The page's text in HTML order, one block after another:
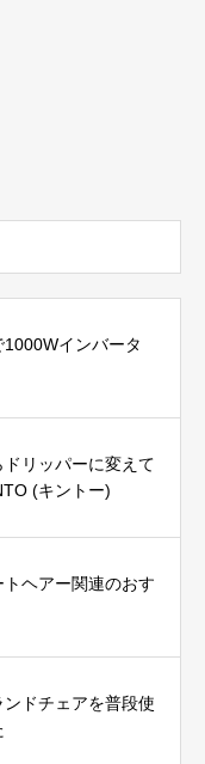
インバータ
リッパーに変えて
(キントー)
ヘアー関連のおす
ドチェアを普段使